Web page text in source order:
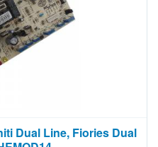
Dual Line, Fiories Dual